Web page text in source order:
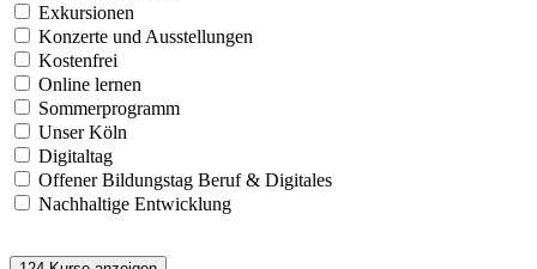
Exkursionen
Konzerte und Ausstellungen
Kostenfrei
Online lernen
Sommerprogramm
Unser Köln
Digitaltag
Offener Bildungstag Beruf & Digitales
Nachhaltige Entwicklung